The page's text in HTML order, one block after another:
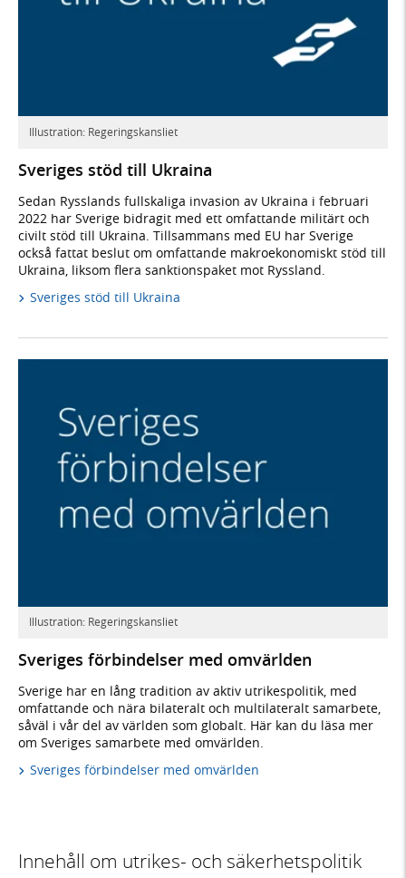
Illustration: Regeringskansliet
Sveriges stöd till Ukraina
Sedan Rysslands fullskaliga invasion av Ukraina i februari
2022 har Sverige bidragit med ett omfattande militärt och
civilt stöd till Ukraina. Tillsammans med EU har Sverige
också fattat beslut om omfattande makroekonomiskt stöd till
Ukraina, liksom flera sanktionspaket mot Ryssland.
Sveriges stöd till Ukraina
Illustration: Regeringskansliet
Sveriges förbindelser med omvärlden
Sverige har en lång tradition av aktiv utrikespolitik, med
omfattande och nära bilateralt och multilateralt samarbete,
såväl i vår del av världen som globalt. Här kan du läsa mer
om Sveriges samarbete med omvärlden.
Sveriges förbindelser med omvärlden
Innehåll om utrikes- och säkerhetspolitik